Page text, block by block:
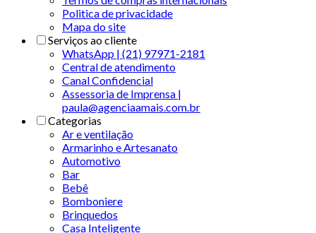
Politica de privacidade
Mapa do site
Serviços ao cliente
WhatsApp | (21) 97971-2181
Central de atendimento
Canal Confidencial
Assessoria de Imprensa |
paula@agenciaamais.com.br
Categorias
Ar e ventilação
Armarinho e Artesanato
Automotivo
Bar
Bebê
Bomboniere
Brinquedos
Casa Inteligente